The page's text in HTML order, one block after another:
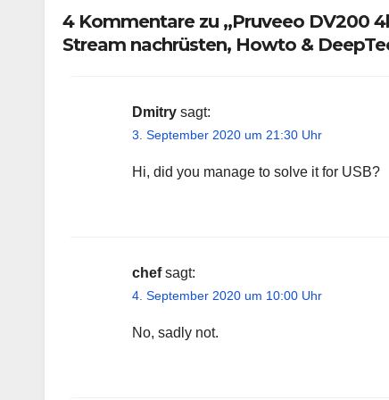
4 Kommentare zu „Pruveeo DV200
Stream nachrüsten, Howto &
Dmitry sagt:
3. September 2020 um 21:30 Uhr
Hi, did you manage to solve it for USB?
chef sagt:
4. September 2020 um 10:00 Uhr
No, sadly not.